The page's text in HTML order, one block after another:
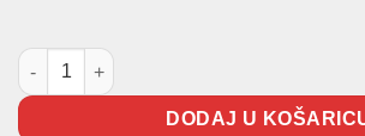
Lajsna haube C-Max količina
DODAJ U